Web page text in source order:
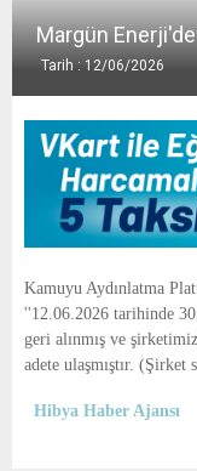
A
E
N
U
Margün
Tarih : 12/06/2026
Kamuyu Aydınlatma
''12.06.2026 tarihinde
geri alınmış ve
adete ulaşmıştır.
Hibya Haber Ajansı